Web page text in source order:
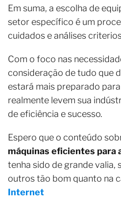
Em suma, a escolha de
setor específico é um
cuidados e análises
Com o foco nas
consideração de tudo que
estará mais preparado
realmente levem sua
de eficiência e sucesso.
Espero que o conteúdo
máquinas eficientes para
tenha sido de grande valia,
outros tão bom quanto na
Internet